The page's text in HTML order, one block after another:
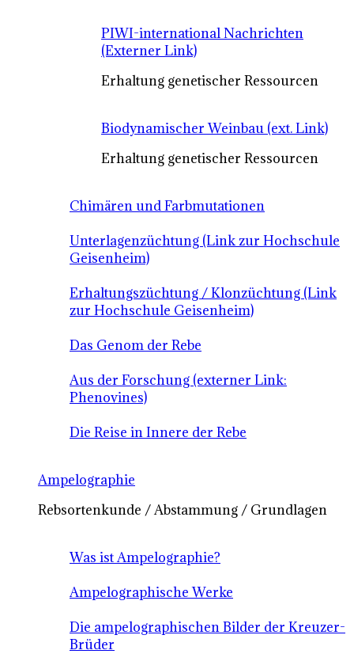
PIWI-international Nachrichten
(Externer Link)
Erhaltung genetischer Ressourcen
Biodynamischer Weinbau (ext. Link)
Erhaltung genetischer Ressourcen
Chimären und Farbmutationen
Unterlagenzüchtung (Link zur Hochschule
Geisenheim)
Erhaltungszüchtung / Klonzüchtung (Link
zur Hochschule Geisenheim)
Das Genom der Rebe
Aus der Forschung (externer Link:
Phenovines)
Die Reise in Innere der Rebe
Ampelographie
Rebsortenkunde / Abstammung / Grundlagen
Was ist Ampelographie?
Ampelographische Werke
Die ampelographischen Bilder der Kreuzer-
Brüder